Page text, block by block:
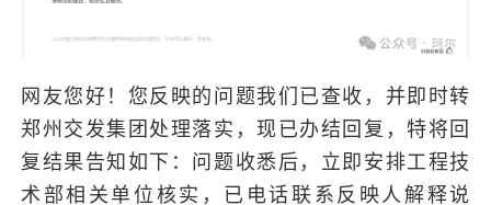
网友您好！您反映的问题我们已查收，并即时转
郑州交发集团处理落实，现已办结回复，特将回
复结果告知如下：问题收悉后，立即安排工程技
术部相关单位核实，已电话联系反映人解释说